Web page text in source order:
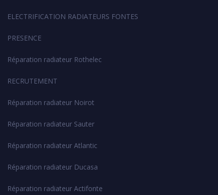
ELECTRIFICATION RADIATEURS FONTES
PRESENCE
Réparation radiateur Rothelec
RECRUTEMENT
Réparation radiateur Noirot
Réparation radiateur Sauter
Réparation radiateur Atlantic
Réparation radiateur Ducasa
Réparation radiateur Actifonte